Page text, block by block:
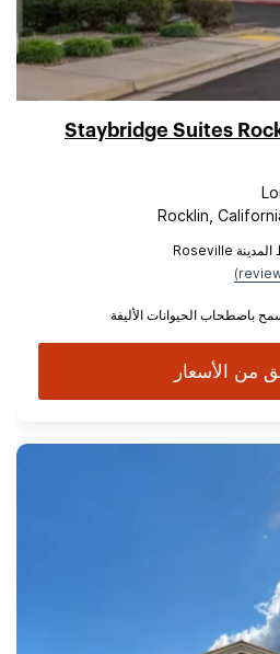
Staybridge Suites
Rocklin,
باصطحاب الحيوانات الأليفة
من الأسعار